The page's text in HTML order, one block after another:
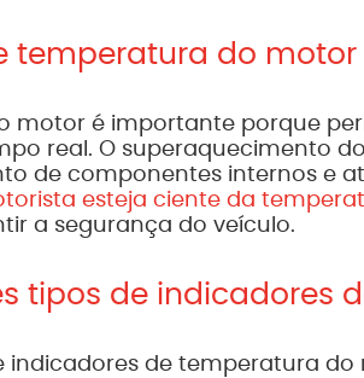
temperatura do
motor é importante porque
real. O superaquecimento
de componentes internos e
esteja ciente da
a segurança do veículo.
tipos de indicadores
indicadores de temperatura